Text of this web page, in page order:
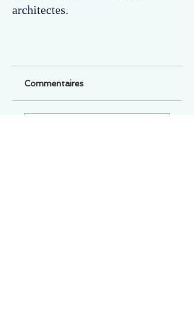
architectes.
Commentaires